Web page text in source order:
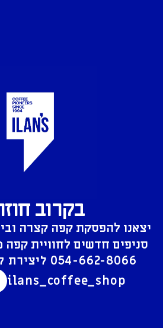
בקרוב
יצאנו להפסקת קפה קצרה
סניפים חדשים לחוויית
054-662-8066
ilans_coffee_shop